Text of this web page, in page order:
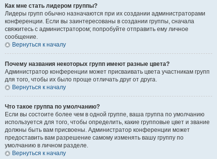
Как мне стать лидером группы?
Лидеры групп обычно назначаются при их создании администраторами
конференции. Если вы заинтересованы в создании группы, сначала
свяжитесь с администратором; попробуйте отправить ему личное
сообщение.
Вернуться к началу
Почему названия некоторых групп имеют разные цвета?
Администратор конференции может присваивать цвета участникам групп
для того, чтобы их было проще отличать друг от друга.
Вернуться к началу
Что такое группа по умолчанию?
Если вы состоите более чем в одной группе, ваша группа по умолчанию
используется для того, чтобы определить, какие групповые цвет и звание
должны быть вам присвоены. Администратор конференции может
предоставить вам разрешение самому изменять вашу группу по
умолчанию в личном разделе.
Вернуться к началу